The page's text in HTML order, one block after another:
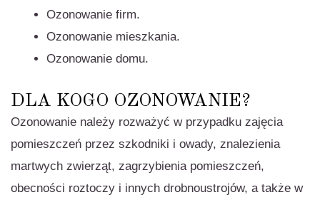
Ozonowanie firm.
Ozonowanie mieszkania.
Ozonowanie domu.
DLA KOGO OZONOWANIE?
Ozonowanie należy rozważyć w przypadku zajęcia
pomieszczeń przez szkodniki i owady, znalezienia
martwych zwierząt, zagrzybienia pomieszczeń,
obecności roztoczy i innych drobnoustrojów, a także w